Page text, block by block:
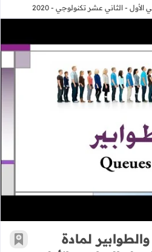
- الثاني عشر تكنولوجي - 2020
تلخيص المكدسات والطوابير لمادة
لمادة
أضف